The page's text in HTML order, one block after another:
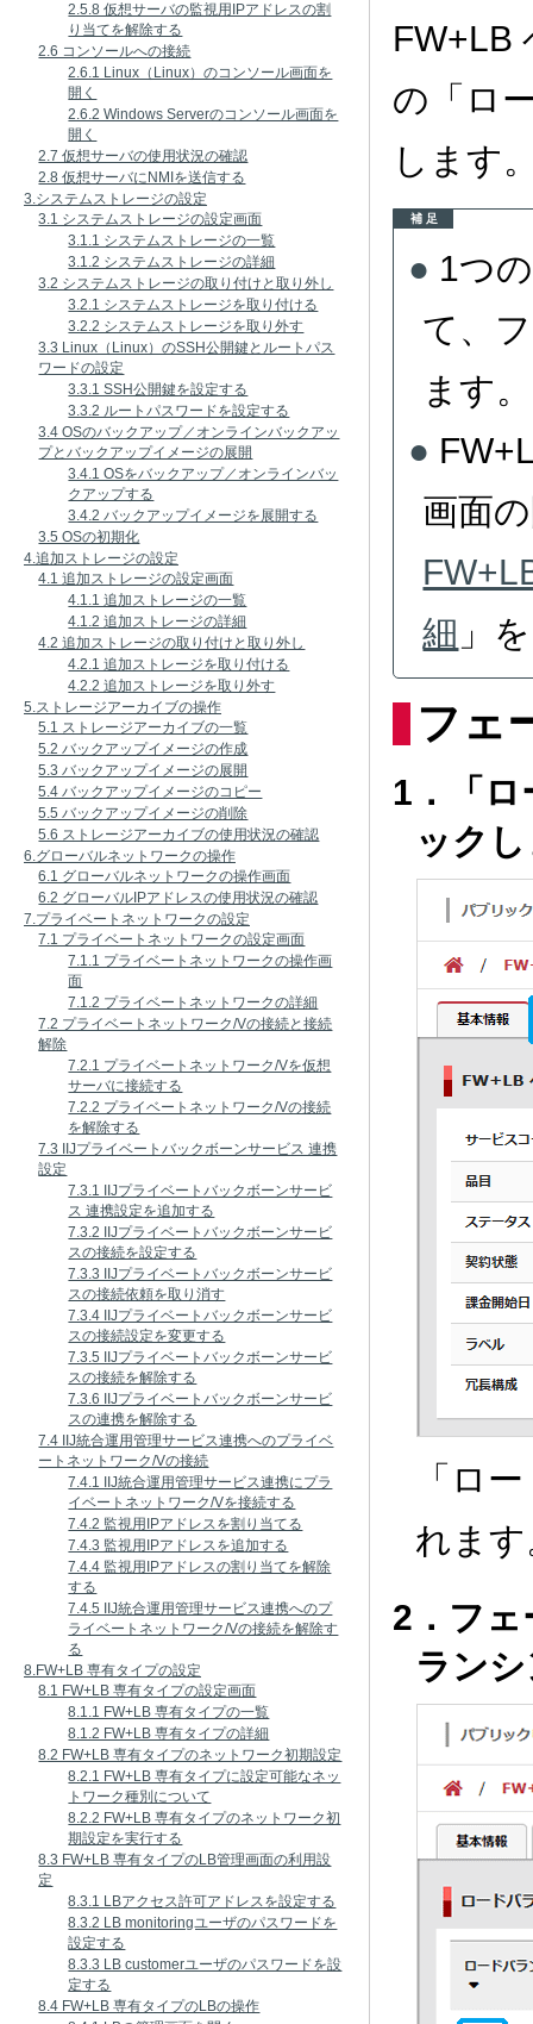
2.5.8 仮想サーバの監視用IPアドレスの割
り当てを解除する
2.6 コンソールへの接続
2.6.1 Linux（Linux）のコンソール画面を
開く
2.6.2 Windows Serverのコンソール画面を
開く
2.7 仮想サーバの使用状況の確認
2.8 仮想サーバにNMIを送信する
3.システムストレージの設定
3.1 システムストレージの設定画面
3.1.1 システムストレージの一覧
3.1.2 システムストレージの詳細
3.2 システムストレージの取り付けと取り外し
3.2.1 システムストレージを取り付ける
3.2.2 システムストレージを取り外す
3.3 Linux（Linux）のSSH公開鍵とルートパス
ワードの設定
3.3.1 SSH公開鍵を設定する
3.3.2 ルートパスワードを設定する
3.4 OSのバックアップ／オンラインバックアッ
プとバックアップイメージの展開
3.4.1 OSをバックアップ／オンラインバッ
クアップする
3.4.2 バックアップイメージを展開する
3.5 OSの初期化
4.追加ストレージの設定
4.1 追加ストレージの設定画面
4.1.1 追加ストレージの一覧
4.1.2 追加ストレージの詳細
4.2 追加ストレージの取り付けと取り外し
4.2.1 追加ストレージを取り付ける
4.2.2 追加ストレージを取り外す
5.ストレージアーカイブの操作
5.1 ストレージアーカイブの一覧
5.2 バックアップイメージの作成
5.3 バックアップイメージの展開
5.4 バックアップイメージのコピー
5.5 バックアップイメージの削除
5.6 ストレージアーカイブの使用状況の確認
6.グローバルネットワークの操作
6.1 グローバルネットワークの操作画面
6.2 グローバルIPアドレスの使用状況の確認
7.プライベートネットワークの設定
7.1 プライベートネットワークの設定画面
7.1.1 プライベートネットワークの操作画
面
7.1.2 プライベートネットワークの詳細
7.2 プライベートネットワーク/Vの接続と接続
解除
7.2.1 プライベートネットワーク/Vを仮想
サーバに接続する
7.2.2 プライベートネットワーク/Vの接続
を解除する
7.3 IIJプライベートバックボーンサービス 連携
設定
7.3.1 IIJプライベートバックボーンサービ
ス 連携設定を追加する
7.3.2 IIJプライベートバックボーンサービ
スの接続を設定する
7.3.3 IIJプライベートバックボーンサービ
スの接続依頼を取り消す
7.3.4 IIJプライベートバックボーンサービ
スの接続設定を変更する
7.3.5 IIJプライベートバックボーンサービ
スの接続を解除する
7.3.6 IIJプライベートバックボーンサービ
スの連携を解除する
7.4 IIJ統合運用管理サービス連携へのプライベ
ートネットワーク/Vの接続
7.4.1 IIJ統合運用管理サービス連携にプラ
イベートネットワーク/Vを接続する
7.4.2 監視用IPアドレスを割り当てる
7.4.3 監視用IPアドレスを追加する
7.4.4 監視用IPアドレスの割り当てを解除
する
7.4.5 IIJ統合運用管理サービス連携へのプ
ライベートネットワーク/Vの接続を解除す
る
8.FW+LB 専有タイプの設定
8.1 FW+LB 専有タイプの設定画面
8.1.1 FW+LB 専有タイプの一覧
8.1.2 FW+LB 専有タイプの詳細
8.2 FW+LB 専有タイプのネットワーク初期設定
8.2.1 FW+LB 専有タイプに設定可能なネッ
トワーク種別について
8.2.2 FW+LB 専有タイプのネットワーク初
期設定を実行する
8.3 FW+LB 専有タイプのLB管理画面の利用設
定
8.3.1 LBアクセス許可アドレスを設定する
8.3.2 LB monitoringユーザのパスワードを
設定する
8.3.3 LB customerユーザのパスワードを設
定する
8.4 FW+LB 専有タイプのLBの操作
FW+LB
の「ロ
します
補 足
1つ
て、
ます。
画面
細 」
フェ
1．「
ック
「ロ
れます
2．フ
ラン